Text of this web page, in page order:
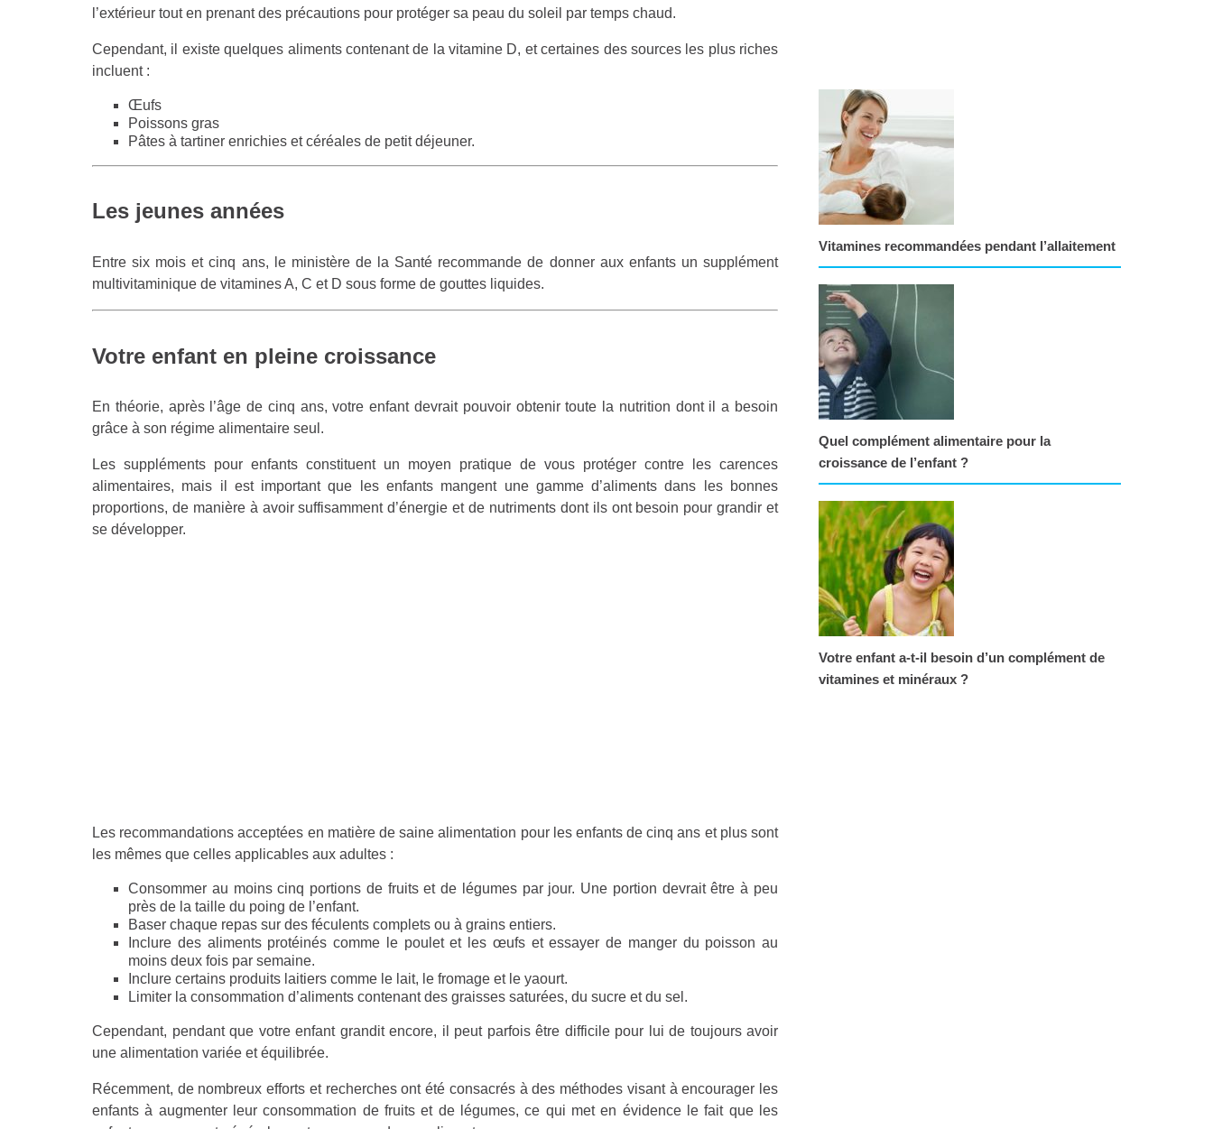
l’extérieur tout en prenant des précautions pour protéger sa peau du soleil par temps chaud.
Cependant, il existe quelques aliments contenant de la vitamine D, et certaines des sources les plus riches
incluent :
Œufs
Poissons gras
Pâtes à tartiner enrichies et céréales de petit déjeuner.
Les jeunes années
Entre six mois et cinq ans, le ministère de la Santé recommande de donner aux enfants un supplément
multivitaminique de vitamines A, C et D sous forme de gouttes liquides.
Votre enfant en pleine croissance
En théorie, après l’âge de cinq ans, votre enfant devrait pouvoir obtenir toute la nutrition dont il a besoin
grâce à son régime alimentaire seul.
Les suppléments pour enfants constituent un moyen pratique de vous protéger contre les carences
alimentaires, mais il est important que les enfants mangent une gamme d’aliments dans les bonnes
proportions, de manière à avoir suffisamment d’énergie et de nutriments dont ils ont besoin pour grandir et
se développer.
Les recommandations acceptées en matière de saine alimentation pour les enfants de cinq ans et plus sont
les mêmes que celles applicables aux adultes :
Consommer au moins cinq portions de fruits et de légumes par jour. Une portion devrait être à peu
près de la taille du poing de l’enfant.
Baser chaque repas sur des féculents complets ou à grains entiers.
Inclure des aliments protéinés comme le poulet et les œufs et essayer de manger du poisson au
moins deux fois par semaine.
Inclure certains produits laitiers comme le lait, le fromage et le yaourt.
Limiter la consommation d’aliments contenant des graisses saturées, du sucre et du sel.
Cependant, pendant que votre enfant grandit encore, il peut parfois être difficile pour lui de toujours avoir
une alimentation variée et équilibrée.
Récemment, de nombreux efforts et recherches ont été consacrés à des méthodes visant à encourager les
enfants à augmenter leur consommation de fruits et de légumes, ce qui met en évidence le fait que les
Vitamines recommandées pendant l’allaitement
Quel complément alimentaire pour la
croissance de l’enfant ?
Votre enfant a-t-il besoin d’un complément de
vitamines et minéraux ?